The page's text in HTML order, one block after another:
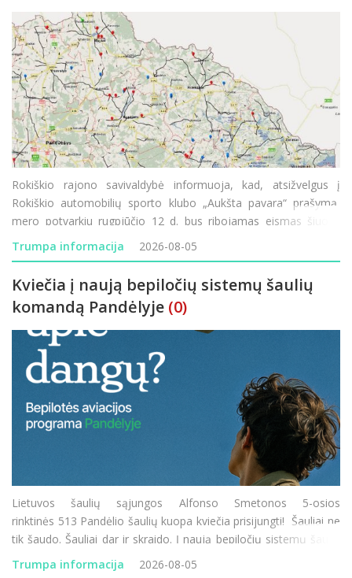
Rokiškio rajono savivaldybė informuoja, kad, atsižvelgus į
Rokiškio automobilių sporto klubo „Aukšta pavara“ prašymą,
mero potvarkiu rugpjūčio 12 d. bus ribojamas eismas šiuose
rajono vietinės reikšmės keliuose: JD-70 „Prūseliai–Pa
Trumpa informacija 2026-08-05
Kviečia į naują bepiločių sistemų šaulių
komandą Pandėlyje (0)
Lietuvos šaulių sąjungos Alfonso Smetonos 5-osios
rinktinės 513 Pandėlio šaulių kuopa kviečia prisijungti! Šauliai ne
tik šaudo. Šauliai dar ir skraido. Į naują bepiločių sistemų šaulių
komandą Pandėlyje kviečiame visus – ir tuos, kurie tu
Trumpa informacija 2026-08-05